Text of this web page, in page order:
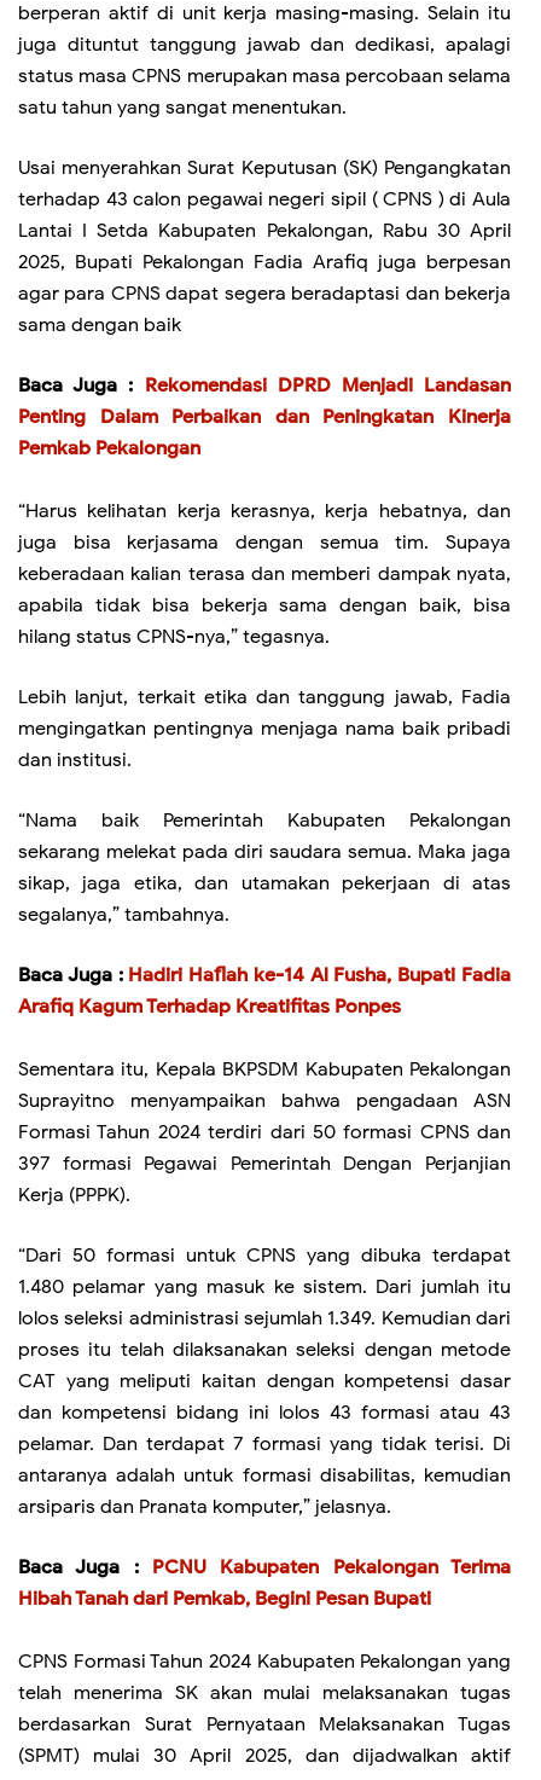
berperan aktif di unit kerja masing-masing. Selain itu
juga dituntut tanggung jawab dan dedikasi, apalagi
status masa CPNS merupakan masa percobaan selama
satu tahun yang sangat menentukan.
Usai menyerahkan Surat Keputusan (SK) Pengangkatan
terhadap 43 calon pegawai negeri sipil ( CPNS ) di Aula
Lantai I Setda Kabupaten Pekalongan, Rabu 30 April
2025, Bupati Pekalongan Fadia Arafiq juga berpesan
agar para CPNS dapat segera beradaptasi dan bekerja
sama dengan baik
Baca Juga : Rekomendasi DPRD Menjadi Landasan
Penting Dalam Perbaikan dan Peningkatan Kinerja
Pemkab Pekalongan
“Harus kelihatan kerja kerasnya, kerja hebatnya, dan
juga bisa kerjasama dengan semua tim. Supaya
keberadaan kalian terasa dan memberi dampak nyata,
apabila tidak bisa bekerja sama dengan baik, bisa
hilang status CPNS-nya,” tegasnya.
Lebih lanjut, terkait etika dan tanggung jawab, Fadia
mengingatkan pentingnya menjaga nama baik pribadi
dan institusi.
“Nama baik Pemerintah Kabupaten Pekalongan
sekarang melekat pada diri saudara semua. Maka jaga
sikap, jaga etika, dan utamakan pekerjaan di atas
segalanya,” tambahnya.
Baca Juga : Hadiri Haflah ke-14 Al Fusha, Bupati Fadia
Arafiq Kagum Terhadap Kreatifitas Ponpes
Sementara itu, Kepala BKPSDM Kabupaten Pekalongan
Suprayitno menyampaikan bahwa pengadaan ASN
Formasi Tahun 2024 terdiri dari 50 formasi CPNS dan
397 formasi Pegawai Pemerintah Dengan Perjanjian
Kerja (PPPK).
“Dari 50 formasi untuk CPNS yang dibuka terdapat
1.480 pelamar yang masuk ke sistem. Dari jumlah itu
lolos seleksi administrasi sejumlah 1.349. Kemudian dari
proses itu telah dilaksanakan seleksi dengan metode
CAT yang meliputi kaitan dengan kompetensi dasar
dan kompetensi bidang ini lolos 43 formasi atau 43
pelamar. Dan terdapat 7 formasi yang tidak terisi. Di
antaranya adalah untuk formasi disabilitas, kemudian
arsiparis dan Pranata komputer,” jelasnya.
Baca Juga : PCNU Kabupaten Pekalongan Terima
Hibah Tanah dari Pemkab, Begini Pesan Bupati
CPNS Formasi Tahun 2024 Kabupaten Pekalongan yang
telah menerima SK akan mulai melaksanakan tugas
berdasarkan Surat Pernyataan Melaksanakan Tugas
(SPMT) mulai 30 April 2025, dan dijadwalkan aktif